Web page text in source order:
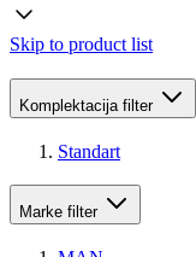
Skip to product list
Komplektacija filter
Standart
Marke filter